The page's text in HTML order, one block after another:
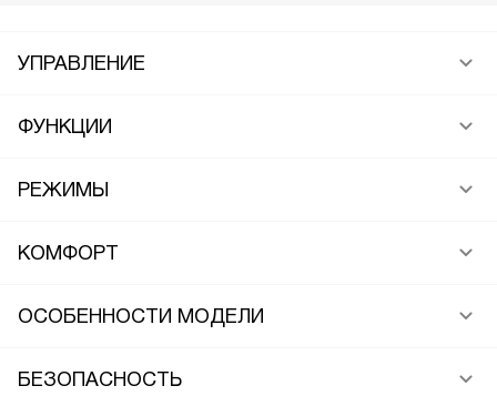
УПРАВЛЕНИЕ
ФУНКЦИИ
РЕЖИМЫ
КОМФОРТ
ОСОБЕННОСТИ МОДЕЛИ
БЕЗОПАСНОСТЬ